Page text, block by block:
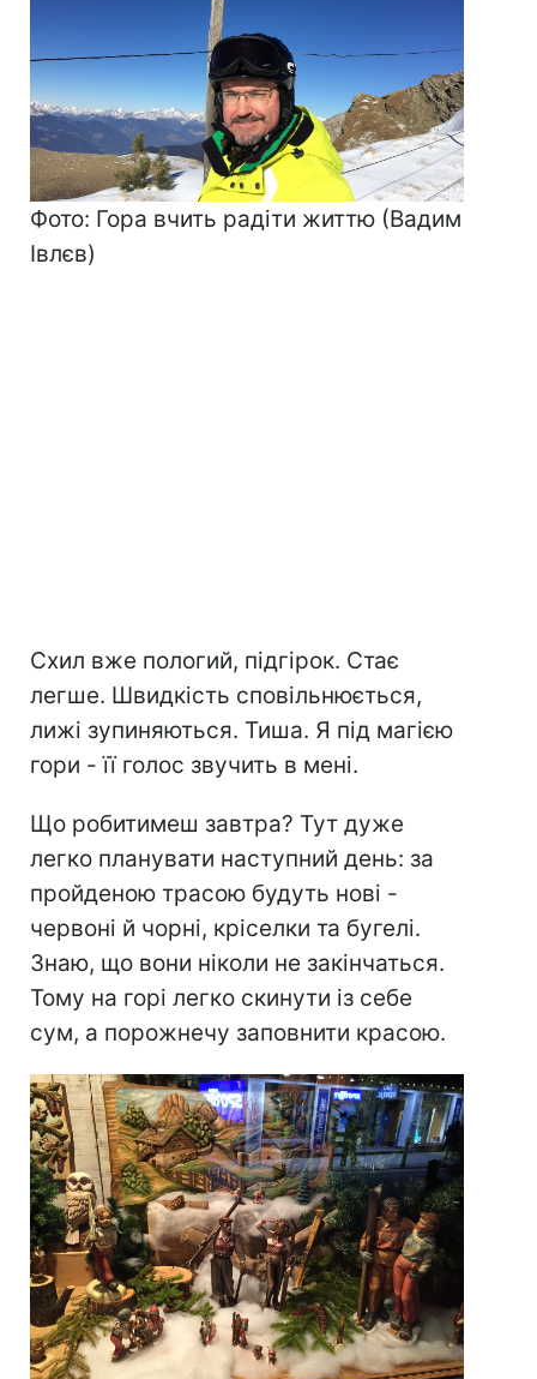
Фото: Гора вчить радіти життю (Вадим
Івлєв)
Схил вже пологий, підгірок. Стає
легше. Швидкість сповільнюється,
лижі зупиняються. Тиша. Я під магією
гори - її голос звучить в мені.
Що робитимеш завтра? Тут дуже
легко планувати наступний день: за
пройденою трасою будуть нові -
червоні й чорні, кріселки та бугелі.
Знаю, що вони ніколи не закінчаться.
Тому на горі легко скинути із себе
сум, а порожнечу заповнити красою.